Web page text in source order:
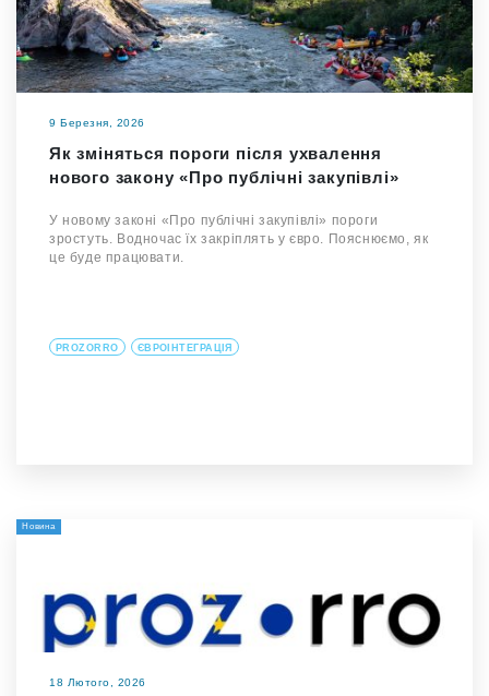
9 Березня, 2026
Як зміняться пороги після ухвалення
нового закону «Про публічні закупівлі»
У новому законі «Про публічні закупівлі» пороги
зростуть. Водночас їх закріплять у євро. Пояснюємо, як
це буде працювати.
PROZORRO ЄВРОІНТЕГРАЦІЯ
Новина
18 Лютого, 2026